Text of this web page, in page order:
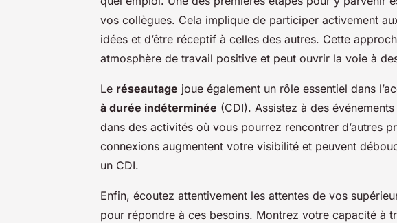
vos collègues. Cela implique de participer activement
idées et d’être réceptif à celles des autres. Cette
atmosphère de travail positive et peut ouvrir la voie à
Le réseautage joue également un rôle essentiel dans
à durée indéterminée (CDI). Assistez à des
dans des activités où vous pourrez rencontrer d’autres
connexions augmentent votre visibilité et peuvent
un CDI.
Enfin, écoutez attentivement les attentes de vos
pour répondre à ces besoins. Montrez votre capacité à